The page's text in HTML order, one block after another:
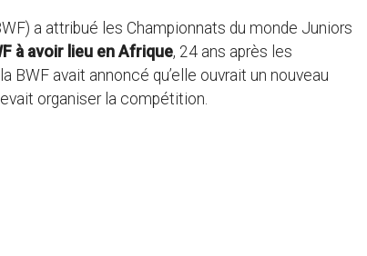
a attribué les Championnats du monde Juniors
à avoir lieu en Afrique, 24 ans après les
BWF avait annoncé qu’elle ouvrait un nouveau
organiser la compétition.